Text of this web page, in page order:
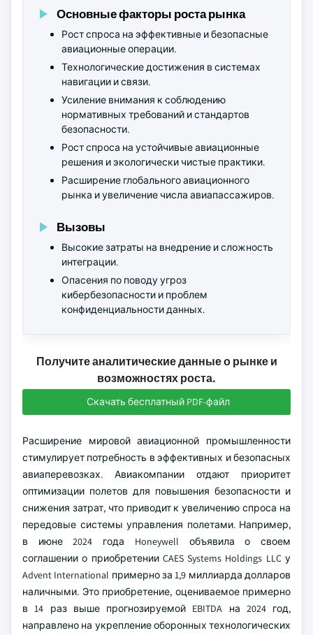
Основные факторы роста рынка
Рост спроса на эффективные и безопасные
авиационные операции.
Технологические достижения в системах
навигации и связи.
Усиление внимания к соблюдению
нормативных требований и стандартов
безопасности.
Рост спроса на устойчивые авиационные
решения и экологически чистые практики.
Расширение глобального авиационного
рынка и увеличение числа авиапассажиров.
Вызовы
Высокие затраты на внедрение и сложность
интеграции.
Опасения по поводу угроз
кибербезопасности и проблем
конфиденциальности данных.
Получите аналитические данные о рынке и
возможностях роста.
Скачать бесплатный PDF-файл
Расширение мировой авиационной промышленности
стимулирует потребность в эффективных и безопасных
авиаперевозках. Авиакомпании отдают приоритет
оптимизации полетов для повышения безопасности и
снижения затрат, что приводит к увеличению спроса на
передовые системы управления полетами. Например,
в июне 2024 года Honeywell объявила о своем
соглашении о приобретении CAES Systems Holdings LLC у
Advent International примерно за 1,9 миллиарда долларов
наличными. Это приобретение, оцениваемое примерно
в 14 раз выше прогнозируемой EBITDA на 2024 год,
направлено на укрепление оборонных технологических